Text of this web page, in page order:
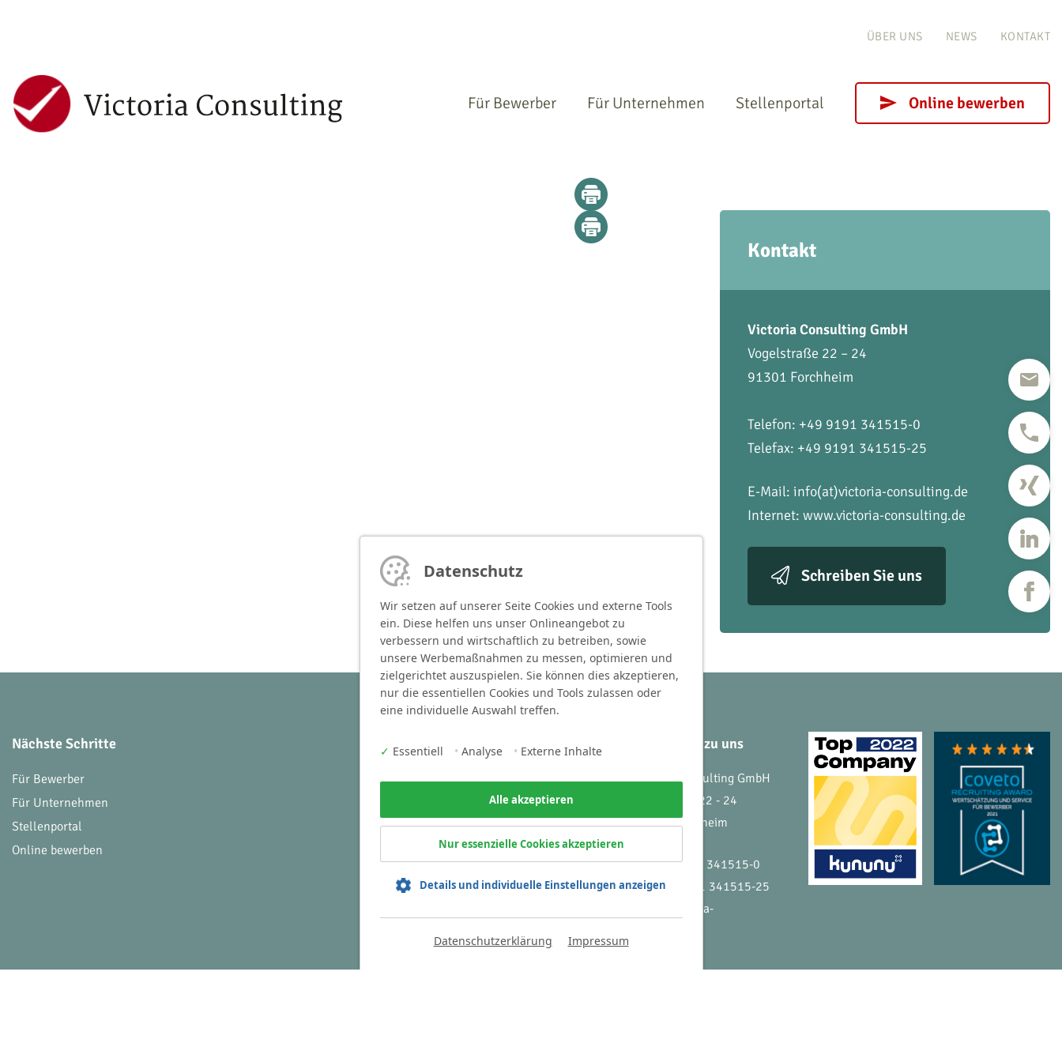
ÜBER UNS NEWS KONTAKT
Für Bewerber Für Unternehmen Stellenportal Online bewerben
Kontakt
Victoria Consulting GmbH
Vogelstraße 22 – 24
91301 Forchheim
Telefon: +49 9191 341515-0
Telefax: +49 9191 341515-25
E-Mail: info(at)victoria-consulting.de
Internet: www.victoria-consulting.de
Schreiben Sie uns
Nächste Schritte
Für Bewerber
Für Unternehmen
Stellenportal
Online bewerben
Branchen
Business und Steuern
Ihr Kontakt zu uns
Victoria Consulting GmbH
Vogelstraße 22 - 24
91301 Forchheim
Tel+49 9191 341515-0
Fax +49 9191 341515-25
info(at)victoria-
Datenschutz
Wir setzen auf unserer Seite Cookies und externe Tools
ein. Diese helfen uns unser Onlineangebot zu
verbessern und wirtschaftlich zu betreiben, sowie
unsere Werbemaßnahmen zu messen, optimieren und
zielgerichtet auszuspielen. Sie können dies akzeptieren,
nur die essentiellen Cookies und Tools zulassen oder
eine individuelle Auswahl treffen.
✓ Essentiell • Analyse • Externe Inhalte
Alle akzeptieren
Nur essenzielle Cookies akzeptieren
Details und individuelle Einstellungen anzeigen
Datenschutzerklärung Impressum